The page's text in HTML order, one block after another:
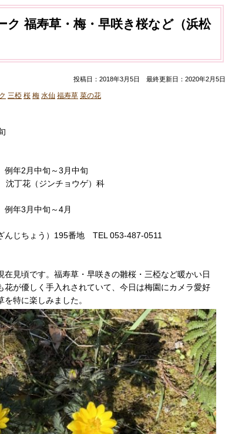
ク 福寿草・梅・早咲き桜など（浜松
投稿日：2018年3月5日 最終更新日：2020年2月5日
三椏 桜 梅 水仙 福寿草 菜の花
例年2月中旬～3月中旬
丁花（ジンチョウゲ）科
年3月中旬～4月
んじちょう）195番地 TEL 053-487-0511
在見頃です。福寿草・早咲きの雛桜・三椏など暖かい日
花が優しく手入れされていて、今日は梅園にカメラ愛好
特に楽しみました。